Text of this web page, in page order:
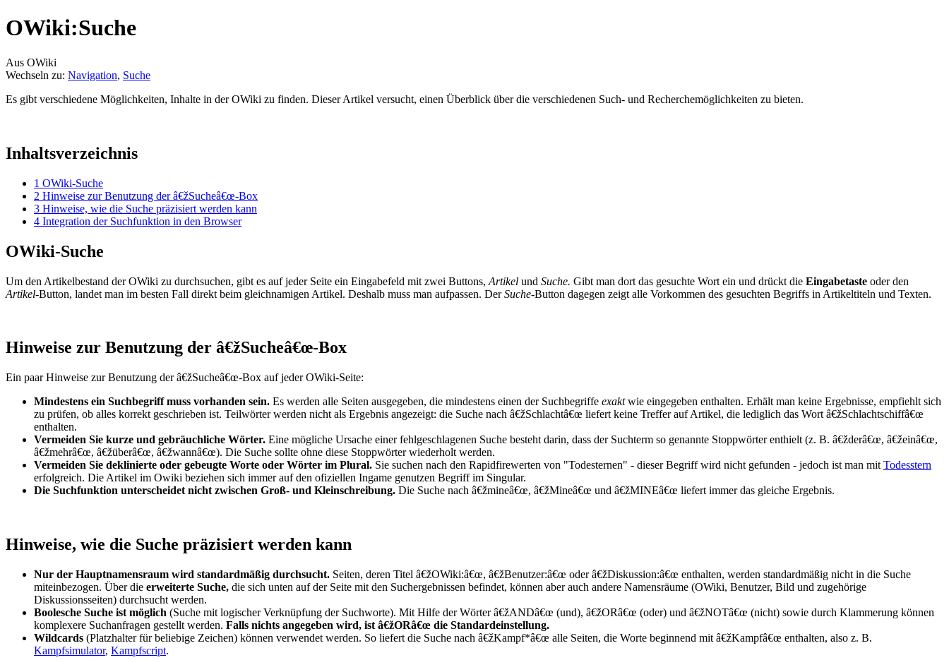
OWiki:Suche
Aus OWiki
Wechseln zu: Navigation, Suche
Es gibt verschiedene Möglichkeiten, Inhalte in der OWiki zu finden. Dieser Artikel versucht, einen Überblick über die verschiedenen Such- und Recherchemöglichkeiten zu bieten.
Inhaltsverzeichnis
1 OWiki-Suche
2 Hinweise zur Benutzung der â€žSucheâ€œ-Box
3 Hinweise, wie die Suche präzisiert werden kann
4 Integration der Suchfunktion in den Browser
OWiki-Suche
Um den Artikelbestand der OWiki zu durchsuchen, gibt es auf jeder Seite ein Eingabefeld mit zwei Buttons, Artikel und Suche. Gibt man dort das gesuchte Wort ein und drückt die Eingabetaste oder den
Artikel-Button, landet man im besten Fall direkt beim gleichnamigen Artikel. Deshalb muss man aufpassen. DerSuche-Button dagegen zeigt alle Vorkommen des gesuchten Begriffs in Artikeltiteln und Texten.
Hinweise zur Benutzung der â€žSucheâ€œ-Box
Ein paar Hinweise zur Benutzung der â€žSucheâ€œ-Box auf jeder OWiki-Seite:
Mindestens ein Suchbegriff muss vorhanden sein. Es werden alle Seiten ausgegeben, die mindestens einen der Suchbegriffe exaktwie eingegeben enthalten. Erhält man keine Ergebnisse, empfiehlt sich
zu prüfen, ob alles korrekt geschrieben ist. Teilwörter werden nicht als Ergebnis angezeigt: die Suche nach â€žSchlachtâ€œ liefert keine Treffer auf Artikel, die lediglich das Wort â€žSchlachtschiffâ€œ
enthalten.
Vermeiden Sie kurze und gebräuchliche Wörter. Eine mögliche Ursache einer fehlgeschlagenen Suche besteht darin, dass der Suchterm so genannte Stoppwörter enthielt (z. B. â€žderâ€œ, â€žeinâ€œ,
â€žmehrâ€œ, â€žüberâ€œ, â€žwannâ€œ). Die Suche sollte ohne diese Stoppwörter wiederholt werden.
Vermeiden Sie deklinierte oder gebeugte Worte oder Wörter im Plural. Sie suchen nach den Rapidfirewerten von "Todesternen" - dieser Begriff wird nicht gefunden - jedoch ist man mit Todesstern
erfolgreich. Die Artikel im Owiki beziehen sich immer auf den ofiziellen Ingame genutzen Begriff im Singular.
Die Suchfunktion unterscheidet nicht zwischen Groß- und Kleinschreibung. Die Suche nach â€žmineâ€œ, â€žMineâ€œ und â€žMINEâ€œ liefert immer das gleiche Ergebnis.
Hinweise, wie die Suche präzisiert werden kann
Nur der Hauptnamensraum wird standardmäßig durchsucht. Seiten, deren Titel â€žOWiki:â€œ, â€žBenutzer:â€œ oder â€žDiskussion:â€œ enthalten, werden standardmäßig nicht in die Suche
miteinbezogen. Über die erweiterte Suche, die sich unten auf der Seite mit den Suchergebnissen befindet, können aber auch andere Namensräume (OWiki, Benutzer, Bild und zugehörige
Diskussionsseiten) durchsucht werden.
Boolesche Suche ist möglich (Suche mit logischer Verknüpfung der Suchworte). Mit Hilfe der Wörter â€žANDâ€œ (und), â€žORâ€œ (oder) und â€žNOTâ€œ (nicht) sowie durch Klammerung können
komplexere Suchanfragen gestellt werden. Falls nichts angegeben wird, ist â€žORâ€œ die Standardeinstellung.
Wildcards (Platzhalter für beliebige Zeichen) können verwendet werden. So liefert die Suche nach â€žKampf*â€œ alle Seiten, die Worte beginnend mit â€žKampfâ€œ enthalten, also z. B.
Kampfsimulator, Kampfscript.